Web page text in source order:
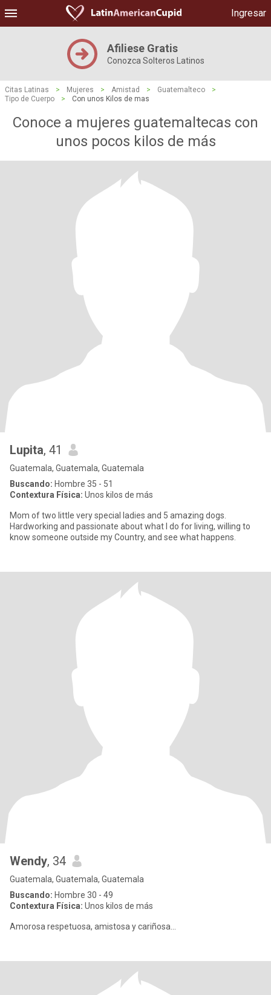
Ingresar
Afiliese Gratis
Conozca Solteros Latinos
Citas Latinas > Mujeres > Amistad > Guatemalteco
>
Tipo de Cuerpo
> Con unos Kilos de mas
Conoce a mujeres guatemaltecas con
unos pocos kilos de más
Lupita, 41
Guatemala, Guatemala, Guatemala
Buscando: Hombre 35 - 51
Contextura Física: Unos kilos de más
Mom of two little very special ladies and 5 amazing dogs.
Hardworking and passionate about what I do for living, willing to
know someone outside my Country, and see what happens.
Wendy, 34
Guatemala, Guatemala, Guatemala
Buscando: Hombre 30 - 49
Contextura Física: Unos kilos de más
Amorosa respetuosa, amistosa y cariñosa...